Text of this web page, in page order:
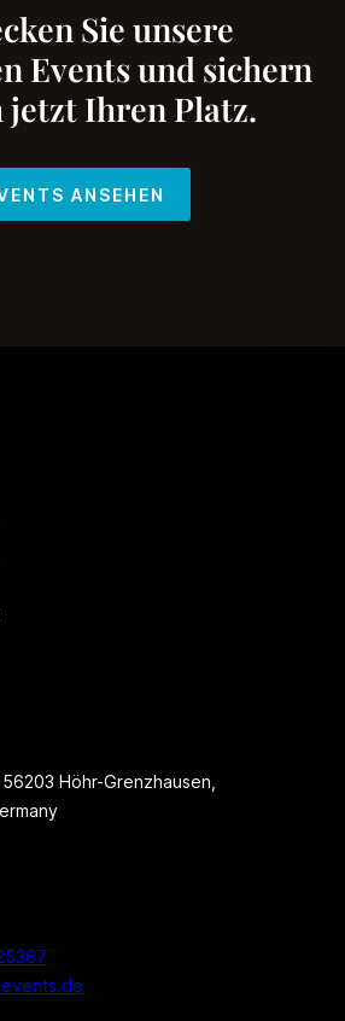
Sie unsere
Events und sichern
jetzt Ihren Platz.
ANSEHEN
Höhr-Grenzhausen,